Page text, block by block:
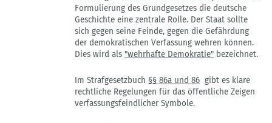
Formulierung des Grundgesetzes die deutsche
Geschichte eine zentrale Rolle. Der Staat sollte
sich gegen seine Feinde, gegen die Gefährdung
der demokratischen Verfassung wehren können.
Dies wird als "wehrhafte Demokratie" bezeichnet.
Im Strafgesetzbuch §§ 86a und 86 gibt es klare
rechtliche Regelungen für das öffentliche Zeigen
verfassungsfeindlicher Symbole.